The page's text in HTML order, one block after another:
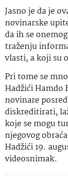
Jasno je da je
novinarske
da ih se
traženju
vlasti, a koji su
Pri tome se
Hadžići Hamdo
novinare
diskreditirati,
koje se mogu
njegovog
Hadžići 19.
videosnimak.